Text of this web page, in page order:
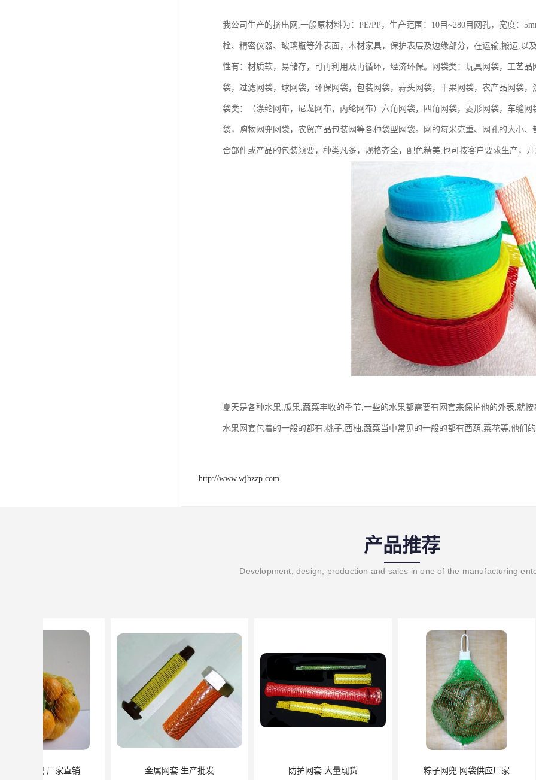
我公司生产的挤出网,一般原材料为：PE/PP，生产范围：10目~280目网孔，宽度：
栓、精密仪器、玻璃瓶等外表面，木材家具，保护表层及边缘部分，在运输,搬运,以
性有：材质软，易储存，可再利用及再循环，经济环保。网袋类：玩具网袋，工艺
袋，过滤网袋，球网袋，环保网袋，包装网袋，蒜头网袋，干果网袋，农产品网袋
袋类：（涤纶网布，尼龙网布，丙纶网布）六角网袋，四角网袋，菱形网袋，车缝
袋，购物网兜网袋，农贸产品包装网等各种袋型网袋。网的每米克重、网孔的大小
合部件或产品的包装须要，种类凡多，规格齐全，配色精美,也可按客户要求生产，
夏天是各种水果,瓜果,蔬菜丰收的季节,一些的水果都需要有网套来保护他的外表,就
水果网套包着的一般的都有,桃子,西柚,蔬菜当中常见的一般的都有西葫,菜花等,他们
http://www.wjbzzp.com
产品推荐
Development, design, production and sales in one of the manufacturing
金属网套 生产批发 防护网套 大量现货 粽子网兜 网袋供应厂家